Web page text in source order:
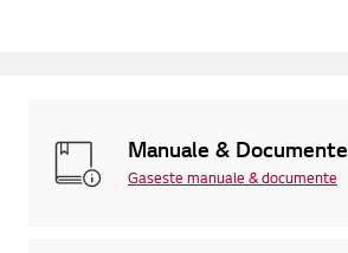
Manuale & Documente
Gaseste manuale & documente